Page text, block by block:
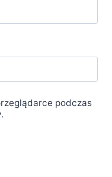
podczas